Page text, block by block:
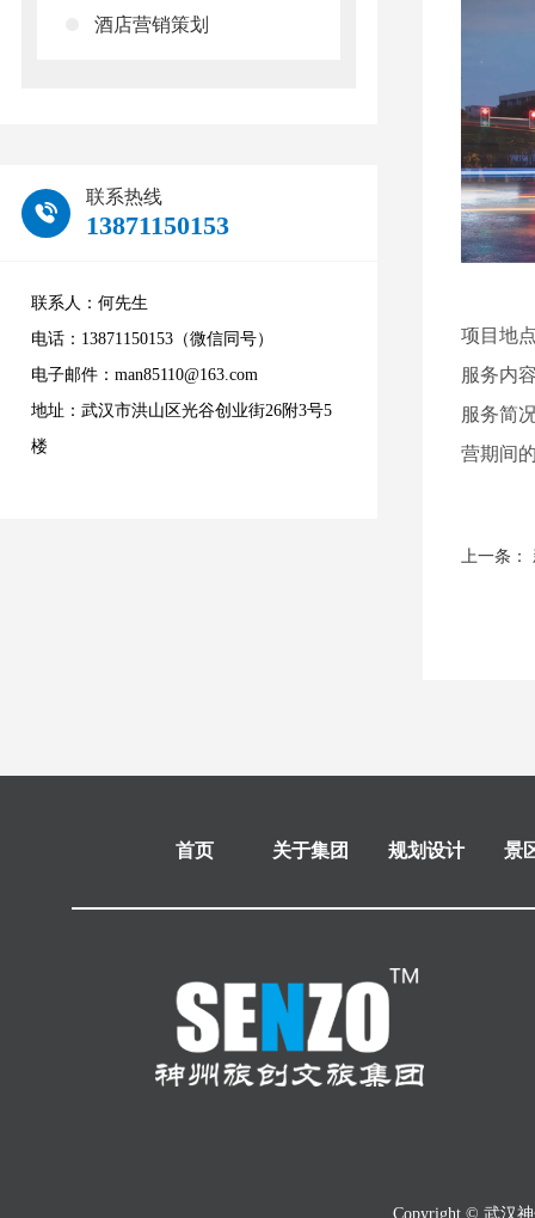
酒店营销策划
联系热线
13871150153
联系人：何先生
电话：13871150153（微信同号）
电子邮件：man85110@163.com
地址：武汉市洪山区光谷创业街26附3号5
楼
项目地
服务内
服务简
营期间
上一条：
首页 关于集团 规划设计 景
Copyright © 武汉